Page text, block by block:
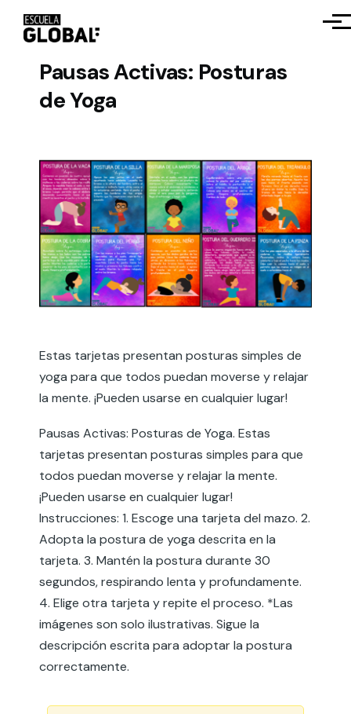
Pausas Activas: Posturas
de Yoga
Estas tarjetas presentan posturas simples de
yoga para que todos puedan moverse y relajar
la mente. ¡Pueden usarse en cualquier lugar!
Pausas Activas: Posturas de Yoga. Estas
tarjetas presentan posturas simples para que
todos puedan moverse y relajar la mente.
¡Pueden usarse en cualquier lugar!
Instrucciones: 1. Escoge una tarjeta del mazo. 2.
Adopta la postura de yoga descrita en la
tarjeta. 3. Mantén la postura durante 30
segundos, respirando lenta y profundamente.
4. Elige otra tarjeta y repite el proceso. *Las
imágenes son solo ilustrativas. Sigue la
descripción escrita para adoptar la postura
correctamente.